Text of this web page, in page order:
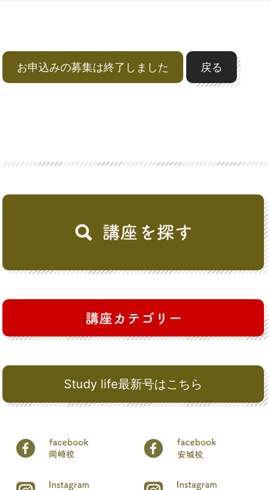
Study life最新号はこちら
お申込みの募集は終了しました 戻る